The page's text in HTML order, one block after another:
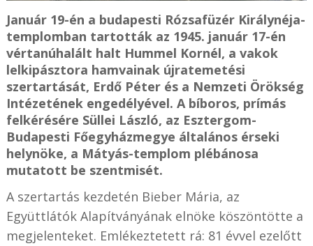
Január 19-én a budapesti Rózsafüzér Királynéja-
templomban tartották az 1945. január 17-én
vértanúhalált halt Hummel Kornél, a vakok
lelkipásztora hamvainak újratemetési
szertartását, Erdő Péter és a Nemzeti Örökség
Intézetének engedélyével. A bíboros, prímás
felkérésére Süllei László, az Esztergom-
Budapesti Főegyházmegye általános érseki
helynöke, a Mátyás-templom plébánosa
mutatott be szentmisét.
A szertartás kezdetén Bieber Mária, az
Együttlátók Alapítványának elnöke köszöntötte a
megjelenteket. Emlékeztetett rá: 81 évvel ezelőtt